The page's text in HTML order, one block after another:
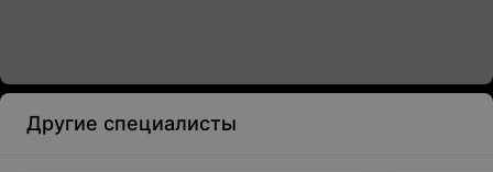
Другие специалисты